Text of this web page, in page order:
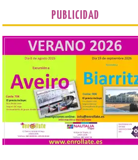
El Gobierno de España
lanza un visor web para
localizar y disfrutar del
eclipse solar del 12 de
agosto con seguridad
7 Ago 2026
Se trata de un visor web
que permite conocer la
posición exacta del Sol y
así localizar el lugar ideal
para observar el eclipse
PUBLICIDAD